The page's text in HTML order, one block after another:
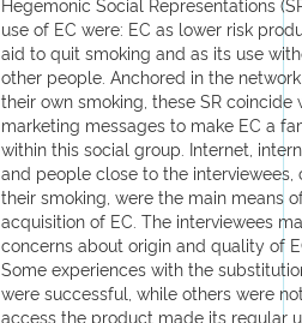
use of EC were: EC as lower risk
aid to quit smoking and as its use
other people. Anchored in the
their own smoking, these SR coincide
marketing messages to make EC a
within this social group. Internet,
and people close to the interviewees,
their smoking, were the main means
acquisition of EC. The interviewees
concerns about origin and quality of
Some experiences with the
were successful, while others were
access the product made its regular